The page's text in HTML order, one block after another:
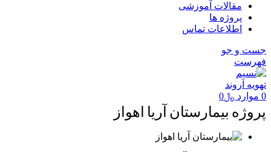
مقالات آموزشی
پروژه ها
اطلاعات تماس
جست و جو
فهرست
0 موارد ﷼0
پروژه بیمارستان آریا اهواز